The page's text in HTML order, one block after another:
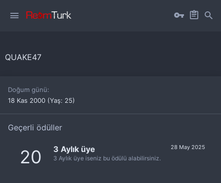
QUAKE47
Doğum günü
18 Kas 2000 (Yaş: 25)
Geçerli ödüller
20 28 May 2025
3 Aylık üye
3 Aylık üye iseniz bu ödülü alabilirsiniz.